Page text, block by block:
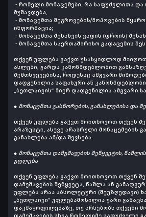
- რომელი მონაცემები, რა საფუძვლითა და
მუშავდება;
- მონაცემთა შეგროვების/მოპოვების
ინფორმაცია;
- მონაცემთა შენახვის ვადის (დროის)
- მონაცემთა საერთაშირისო გადაცემის
თქვენ უფლება გაქვთ უსასყიდლოდ მიიღოთ
ასლები, გარდა კანონმდებლობით
შემთხვევებისა, როდესაც ამგვარი
დადგენილია საფასური ან
„ბეთლაივის“ მიერ დადგენილია ამგვარი
● მონაცემთა გასწორების, განახლებისა და
თქვენ უფლება გაქვთ მოითხოვოთ თქვენ
არაზუსტი, ასევე არასრული მონაცემების
განახლება ან/და შევსება.
● მონაცემთა დამუშავების შეწყვეტის,
უფლება
თქვენ უფლება გაქვთ მოითხოვოთ თქვენ
დამუშავების შეწყვეტა, წაშლა ან
უფლება არაა აბსოლუტური (შეუზღუდავი)
„ბეთლაივი“ უფლებამოსილია უარი
დაკმაყოფილებაზე, თუ არსებობს თქვენი
დამუშავების სხვა რომელიმე საფუძველი